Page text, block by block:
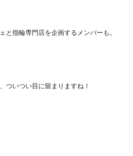
と指輪専門店を企画するメンバーも。
ついつい目に留まりますね！